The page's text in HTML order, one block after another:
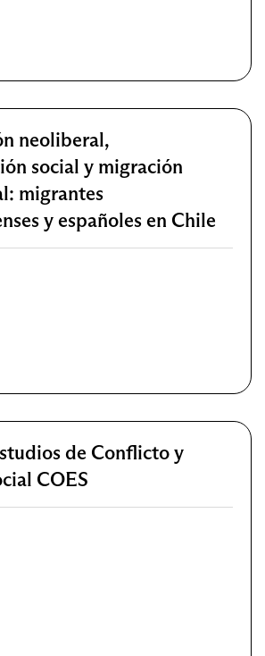
neoliberal,
social y migración
migrantes
y españoles en Chile
de Conflicto y
COES